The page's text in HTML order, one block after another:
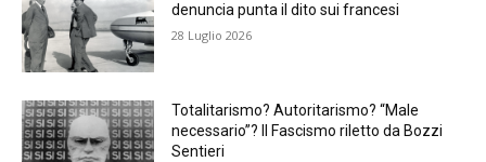
denuncia punta il dito sui francesi
28 Luglio 2026
Totalitarismo? Autoritarismo? “Male
necessario”? Il Fascismo riletto da Bozzi
Sentieri